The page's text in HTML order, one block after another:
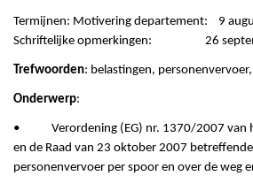
Termijnen: Motivering departement: 9
Schriftelijke opmerkingen: 26
Trefwoorden: belastingen,
Onderwerp:
• Verordening (EG) nr. 1370/2007 van
en de Raad van 23 oktober 2007
personenvervoer per spoor en over de weg